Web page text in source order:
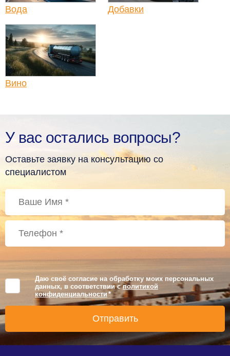
Вода Добавки
Вино
У вас остались вопросы?
Оставьте заявку на консультацию со
специалистом
Даю своё согласие на обработку моих персональных
данных, в соответствии сполитикой
конфиденциальности *